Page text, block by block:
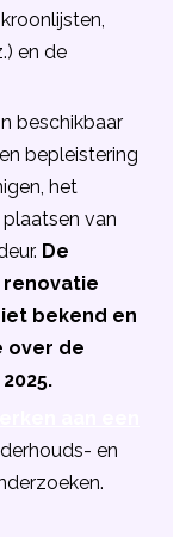
en de
beschikbaar
bepleistering
het
van
De
renovatie
bekend en
over de
en